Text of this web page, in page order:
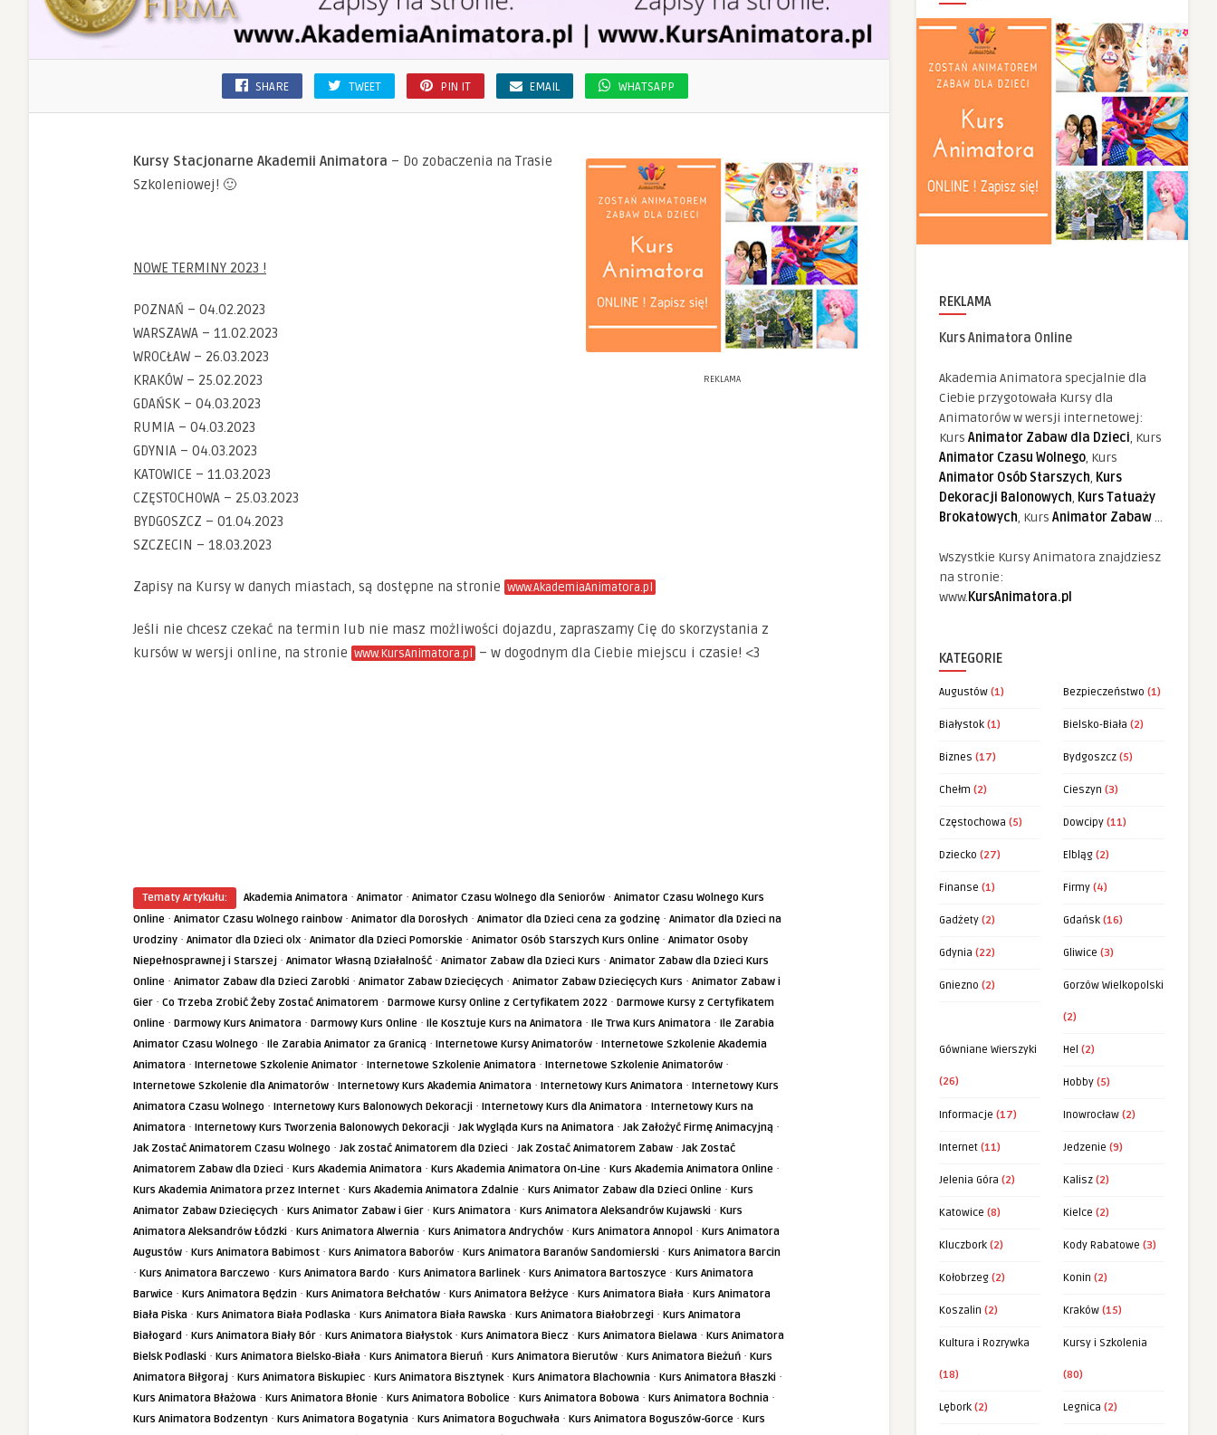
SHARE TWEET PIN IT EMAIL WHATSAPP
REKLAMA
Kursy Stacjonarne Akademii Animatora – Do zobaczenia na Trasie
Szkoleniowej! 🙂
NOWE TERMINY 2023 !
POZNAŃ – 04.02.2023
WARSZAWA – 11.02.2023
WROCŁAW – 26.03.2023
KRAKÓW – 25.02.2023
GDAŃSK – 04.03.2023
RUMIA – 04.03.2023
GDYNIA – 04.03.2023
KATOWICE – 11.03.2023
CZĘSTOCHOWA – 25.03.2023
BYDGOSZCZ – 01.04.2023
SZCZECIN – 18.03.2023
Zapisy na Kursy w danych miastach, są dostępne na stronie www.AkademiaAnimatora.pl
Jeśli nie chcesz czekać na termin lub nie masz możliwości dojazdu, zapraszamy Cię do skorzystania z
kursów w wersji online, na stronie www.KursAnimatora.pl – w dogodnym dla Ciebie miejscu i czasie! <3
Tematy Artykułu: Akademia Animatora · Animator · Animator Czasu Wolnego dla Seniorów · Animator Czasu Wolnego Kurs
Online · Animator Czasu Wolnego rainbow · Animator dla Dorosłych · Animator dla Dzieci cena za godzinę · Animator dla Dzieci na
Urodziny · Animator dla Dzieci olx · Animator dla Dzieci Pomorskie · Animator Osób Starszych Kurs Online · Animator Osoby
Niepełnosprawnej i Starszej · Animator Własną Działalność · Animator Zabaw dla Dzieci Kurs · Animator Zabaw dla Dzieci Kurs
Online · Animator Zabaw dla Dzieci Zarobki · Animator Zabaw Dziecięcych · Animator Zabaw Dziecięcych Kurs · Animator Zabaw i
Gier · Co Trzeba Zrobić Żeby Zostać Animatorem · Darmowe Kursy Online z Certyfikatem 2022 · Darmowe Kursy z Certyfikatem
Online · Darmowy Kurs Animatora · Darmowy Kurs Online · Ile Kosztuje Kurs na Animatora · Ile Trwa Kurs Animatora · Ile Zarabia
Animator Czasu Wolnego · Ile Zarabia Animator za Granicą · Internetowe Kursy Animatorów · Internetowe Szkolenie Akademia
Animatora · Internetowe Szkolenie Animator · Internetowe Szkolenie Animatora · Internetowe Szkolenie Animatorów ·
Internetowe Szkolenie dla Animatorów · Internetowy Kurs Akademia Animatora · Internetowy Kurs Animatora · Internetowy Kurs
Animatora Czasu Wolnego · Internetowy Kurs Balonowych Dekoracji · Internetowy Kurs dla Animatora · Internetowy Kurs na
Animatora · Internetowy Kurs Tworzenia Balonowych Dekoracji · Jak Wygląda Kurs na Animatora · Jak Założyć Firmę Animacyjną ·
Jak Zostać Animatorem Czasu Wolnego · Jak zostać Animatorem dla Dzieci · Jak Zostać Animatorem Zabaw · Jak Zostać
Animatorem Zabaw dla Dzieci · Kurs Akademia Animatora · Kurs Akademia Animatora On-Line · Kurs Akademia Animatora Online ·
Kurs Akademia Animatora przez Internet · Kurs Akademia Animatora Zdalnie · Kurs Animator Zabaw dla Dzieci Online · Kurs
Animator Zabaw Dziecięcych · Kurs Animator Zabaw i Gier · Kurs Animatora · Kurs Animatora Aleksandrów Kujawski · Kurs
Animatora Aleksandrów Łódzki · Kurs Animatora Alwernia · Kurs Animatora Andrychów · Kurs Animatora Annopol · Kurs Animatora
Augustów · Kurs Animatora Babimost · Kurs Animatora Baborów · Kurs Animatora Baranów Sandomierski · Kurs Animatora Barcin
· Kurs Animatora Barczewo · Kurs Animatora Bardo · Kurs Animatora Barlinek· Kurs Animatora Bartoszyce · Kurs Animatora
Barwice · Kurs Animatora Będzin · Kurs Animatora Bełchatów · Kurs Animatora Bełżyce · Kurs Animatora Biała · Kurs Animatora
Biała Piska · Kurs Animatora Biała Podlaska · Kurs Animatora Biała Rawska · Kurs Animatora Białobrzegi · Kurs Animatora
Białogard · Kurs Animatora Biały Bór · Kurs Animatora Białystok· Kurs Animatora Biecz · Kurs Animatora Bielawa · Kurs Animatora
Bielsk Podlaski · Kurs Animatora Bielsko-Biała · Kurs Animatora Bieruń · Kurs Animatora Bierutów · Kurs Animatora Bieżuń · Kurs
Animatora Biłgoraj · Kurs Animatora Biskupiec · Kurs Animatora Bisztynek· Kurs Animatora Blachownia · Kurs Animatora Błaszki ·
Kurs Animatora Błażowa · Kurs Animatora Błonie · Kurs Animatora Bobolice · Kurs Animatora Bobowa · Kurs Animatora Bochnia ·
Kurs Animatora Bodzentyn · Kurs Animatora Bogatynia · Kurs Animatora Boguchwała · Kurs Animatora Boguszów-Gorce · Kurs
REKLAMA
Kurs Animatora Online
Akademia Animatora specjalnie dla
Ciebie przygotowała Kursy dla
Animatorów w wersji internetowej:
Kurs Animator Zabaw dla Dzieci, Kurs
Animator Czasu Wolnego, Kurs
Animator Osób Starszych, Kurs
Dekoracji Balonowych, Kurs Tatuaży
Brokatowych, Kurs Animator Zabaw...
Wszystkie Kursy Animatora znajdziesz
na stronie:
www.KursAnimatora.pl
KATEGORIE
Augustów (1) Bezpieczeństwo (1)
Białystok (1) Bielsko-Biała (2)
Biznes (17) Bydgoszcz (5)
Chełm (2) Cieszyn (3)
Częstochowa (5) Dowcipy (11)
Dziecko (27) Elbląg (2)
Finanse (1) Firmy (4)
Gadżety (2) Gdańsk (16)
Gdynia (22) Gliwice (3)
Gniezno (2) Gorzów Wielkopolski
(2)
Gówniane Wierszyki
(26)
Hel (2)
Hobby (5)
Informacje (17) Inowrocław (2)
Internet (11) Jedzenie (9)
Jelenia Góra (2) Kalisz (2)
Katowice (8) Kielce (2)
Kluczbork (2) Kody Rabatowe (3)
Kołobrzeg (2) Konin (2)
Koszalin (2) Kraków (15)
Kultura i Rozrywka
(18)
Kursy i Szkolenia
(80)
Lębork (2) Legnica (2)